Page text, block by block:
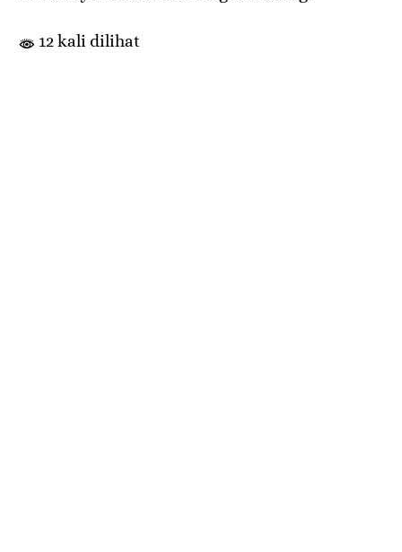
12 kali dilihat